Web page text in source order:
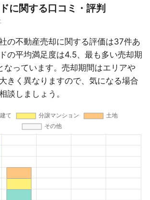
に関する口コミ・評判
の不動産売却に関する評価は37件あ
の平均満足度は4.5、最も多い売却期
なっています。売却期間はエリアや
きく異なりますので、気になる場合
談しましょう。